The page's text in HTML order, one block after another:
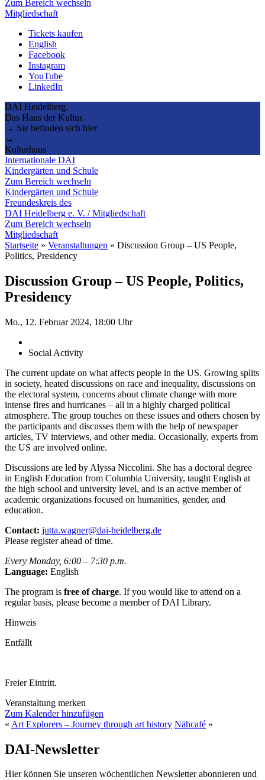
Zum Bereich wechseln
Mitgliedschaft
Tickets kaufen
English
Facebook
Instagram
YouTube
LinkedIn
DAI Heidelberg.
Das Haus der Kultur.
→ Sie befinden sich hier
→
Kulturhaus
Internationale DAI
Kindergärten und Schule
Zum Bereich wechseln
Kindergärten und Schule
Freundeskreis des
DAI Heidelberg e. V. / Mitgliedschaft
Zum Bereich wechseln
Mitgliedschaft
Startseite » Veranstaltungen » Discussion Group – US People,
Politics, Presidency
Discussion Group – US People, Politics,
Presidency
Mo., 12. Februar 2024, 18:00 Uhr
Social Activity
The current update on what affects people in the US. Growing splits
in society, heated discussions on race and inequality, discussions on
the electoral system, concerns about climate change with more
intense fires and hurricanes – all in a highly charged political
atmosphere. The group touches on these issues and others chosen by
the participants and discusses them with the help of newspaper
articles, TV interviews, and other media. Occasionally, experts from
the US are involved online.
Discussions are led by Alyssa Niccolini. She has a doctoral degree
in English Education from Columbia University, taught English at
the high school and university level, and is an active member of
academic organizations focused on humanities, gender, and
education.
Contact: jutta.wagner@dai-heidelberg.de
Please register ahead of time.
Every Monday, 6:00 – 7:30 p.m.
Language: English
The program is free of charge. If you would like to attend on a
regular basis, please become a member of DAI Library.
Hinweis
Entfällt
Freier Eintritt.
Veranstaltung merken
Zum Kalender hinzufügen
« Art Explorers – Journey through art history Nähcafé »
DAI-Newsletter
Hier können Sie unseren wöchentlichen Newsletter abonnieren und